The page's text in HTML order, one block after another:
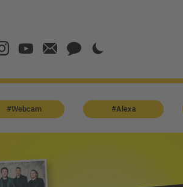
#Webcam #Alexa